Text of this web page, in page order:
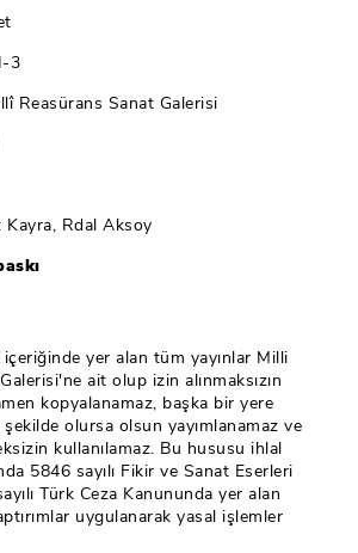
3
Reasürans Sanat Galerisi
Kayra, Rdal Aksoy
yer alan tüm yayınlar Milli
ait olup izin alınmaksızın
kopyalanamaz, başka bir yere
olursa olsun yayımlanamaz ve
kullanılamaz. Bu hususu ihlal
5846 sayılı Fikir ve Sanat Eserleri
Türk Ceza Kanununda yer alan
uygulanarak yasal işlemler